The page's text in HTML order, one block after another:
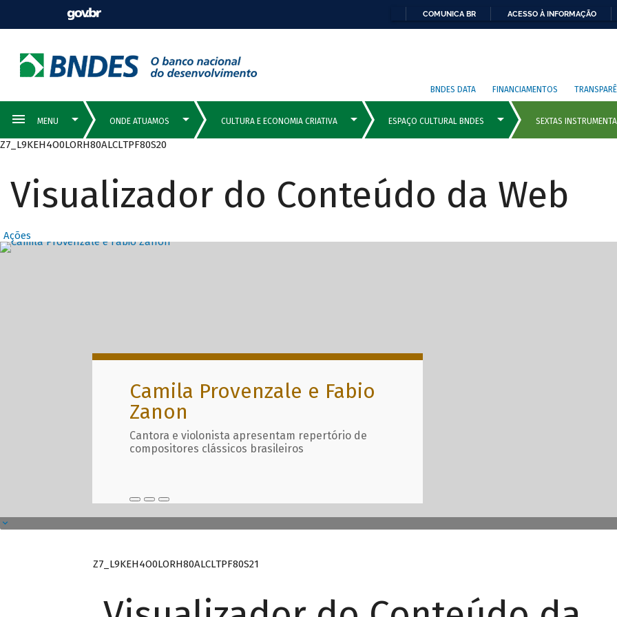
COMUNICA BR ACESSO À INFORMAÇÃO
BNDES DATA FINANCIAMENTOS
Z7_L9KEH4O0LORH80ALCLTPF80S20
Visualizador do Conteúdo da Web
Ações
Destaques Principais com
Camila Provenzale e Fabio
Zanon
Cantora e violonista apresentam repertório de
compositores clássicos brasileiros
Z7_L9KEH4O0LORH80ALCLTPF80S21